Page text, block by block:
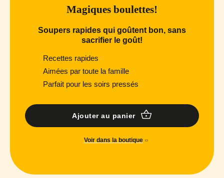
Magiques boulettes!
Soupers rapides qui goûtent bon, sans
sacrifier le goût!
Recettes rapides
Aimées par toute la famille
Parfait pour les soirs pressés
Ajouter au panier
Voir dans la boutique